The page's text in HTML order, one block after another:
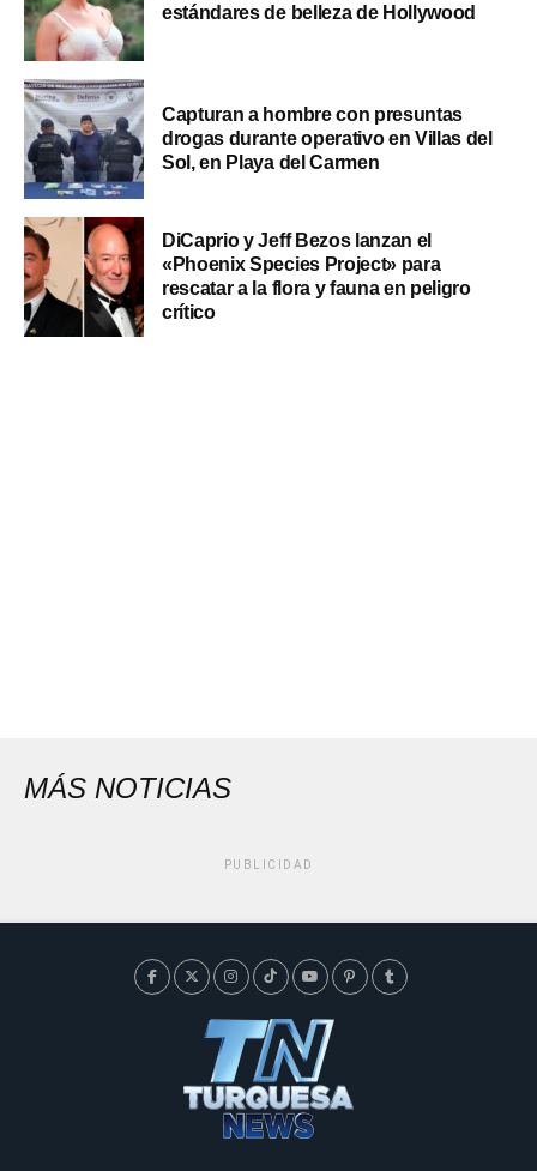
estándares de belleza de Hollywood
Capturan a hombre con presuntas
drogas durante operativo en Villas del
Sol, en Playa del Carmen
DiCaprio y Jeff Bezos lanzan el
«Phoenix Species Project» para
rescatar a la flora y fauna en peligro
crítico
MÁS NOTICIAS
PUBLICIDAD